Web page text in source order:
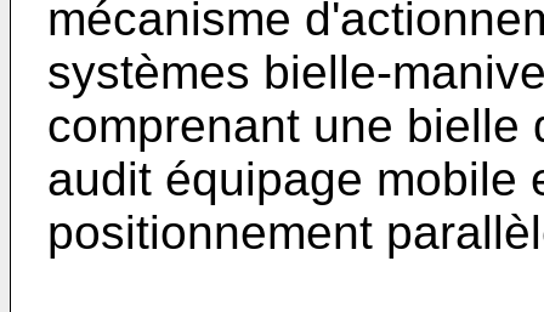
mécanisme
systèmes bielle-
comprenant une bielle
audit équipage mobile
positionnement